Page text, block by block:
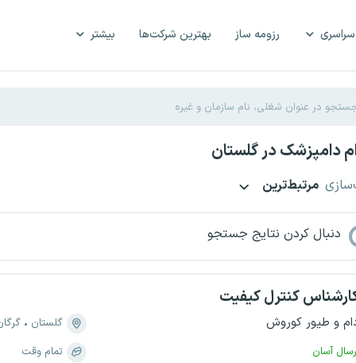
رزومه ساز بهترین شرکت‌ها بیشتر
دامپزشک در گلستان
مرتبط‌ترین
دنبال کردن نتایج جستجو
کنترل کیفیت
و طیور کوروش
آسان
گلستان
تمام وقت